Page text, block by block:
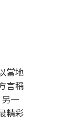
當地
言稱
一
精彩